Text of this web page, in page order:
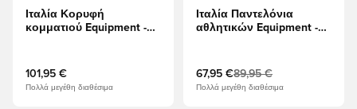
Ιταλία Κορυφή
κομματιού Equipment -
101,95 €
Πολλά μεγέθη διαθέσιμα
Ιταλία Παντελόνια
αθλητικών Equipment -
67,95 €89,95 €
Πολλά μεγέθη διαθέσιμα